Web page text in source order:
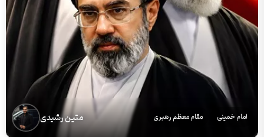
امام خمینی مقام معظم رهبری متین رشیدی